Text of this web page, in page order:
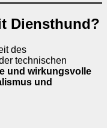
Diensthund?
des
technischen
und wirkungsvolle
und